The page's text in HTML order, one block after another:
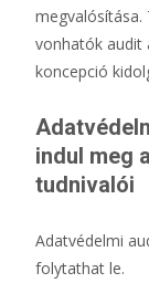
megvalósítása.
vonhatók audit
koncepció
indul meg
tudnivalói
Adatvédelmi
folytathat le.